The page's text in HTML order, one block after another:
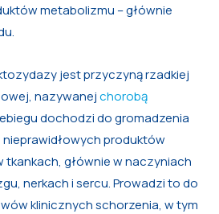
metabolizmu – głównie
jest przyczyną rzadkiej
nazywanejchorobą
dochodzi do gromadzenia
produktów
tkankach, głównie w naczyniach
nerkach i sercu. Prowadzi to do
klinicznych schorzenia, w tym